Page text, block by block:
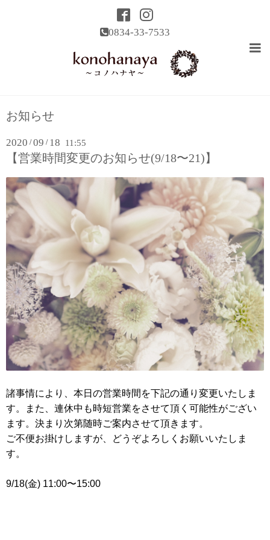
0834-33-7533
お知らせ
2020 /09 / 18 11:55
【営業時間変更のお知らせ(9/18〜21)】
諸事情により、本日の営業時間を下記の通り変更いたしま
す。また、連休中も時短営業をさせて頂く可能性がござい
ます。決まり次第随時ご案内させて頂きます。
ご不便お掛けしますが、どうぞよろしくお願いいたしま
す。
9/18(金) 11:00〜15:00